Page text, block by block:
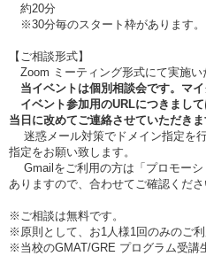
約20分
※30分毎のスタート枠があります。
【ご相談形式】
Zoom ミーティング形式にて実施い
当イベントは個別相談会です。マイ
イベント参加用のURLにつきまし
当日に改めてご連絡させていただきま
迷惑メール対策でドメイン指定を
指定をお願い致します。
Gmailをご利用の方は「プロモーシ
ありますので、合わせてご確認くださ
※ご相談は無料です。
※原則として、お1人様1回のみのご利
※当校のGMAT/GRE プログラム受講